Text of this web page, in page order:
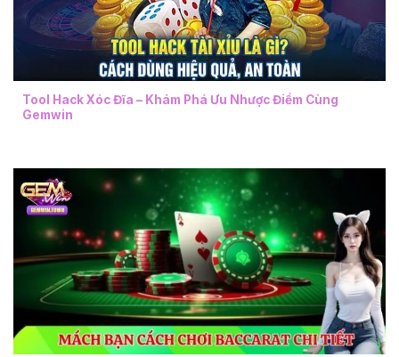
Tool Hack Xóc Đĩa – Khám Phá Ưu Nhược Điểm Cùng
Gemwin